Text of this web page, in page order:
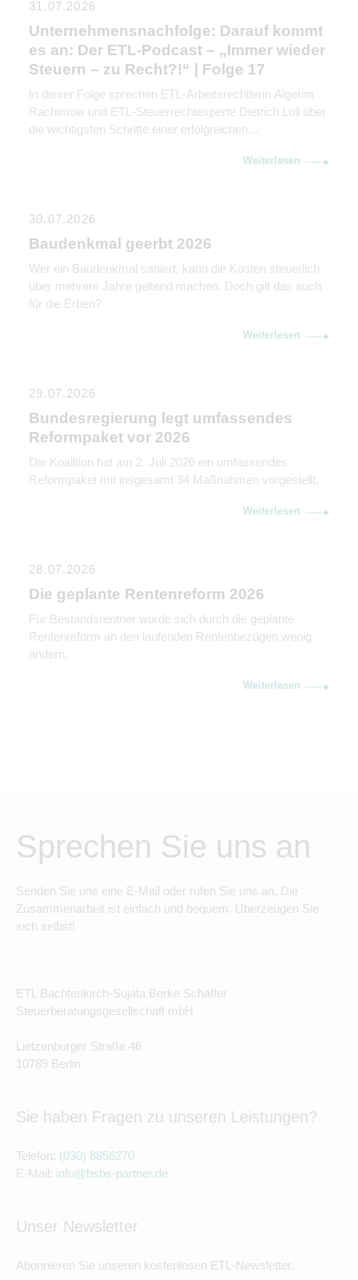
31.07.2026
Unternehmensnachfolge: Darauf kommt
es an: Der ETL-Podcast – „Immer wieder
Steuern – zu Recht?!“ | Folge 17
In dieser Folge sprechen ETL-Arbeitsrechtlerin Aigerim
Rachimow und ETL-Steuerrechtexperte Dietrich Loll über
die wichtigsten Schritte einer erfolgreichen
Kommunikation genauso wichtig ist wie rechtliche und
Weiterlesen
30.07.2026
Baudenkmal geerbt 2026
Wer ein Baudenkmal saniert, kann die Kosten steuerlich
über mehrere Jahre geltend machen. Doch gilt das auch
für die Erben?
Weiterlesen
29.07.2026
Bundesregierung legt umfassendes
Reformpaket vor 2026
Die Koalition hat am 2. Juli 2026 ein umfassendes
Reformpaket mit insgesamt 34 Maßnahmen vorgestellt.
Weiterlesen
28.07.2026
Die geplante Rentenreform 2026
Für Bestandsrentner würde sich durch die geplante
Rentenreform an den laufenden Rentenbezügen wenig
ändern.
Weiterlesen
Sprechen Sie uns an
Senden Sie uns eine E-Mail oder rufen Sie uns an. Die
Zusammenarbeit ist einfach und bequem. Überzeugen Sie
sich selbst!
ETL Bachtenkirch-Sujata Berke Schäffer
Steuerberatungsgesellschaft mbH
Lietzenburger Straße 46
10789 Berlin
Sie haben Fragen zu unseren Leistungen?
Telefon: (030) 8856270
E-Mail: info@bsbs-partner.de
Unser Newsletter
Abonnieren Sie unseren kostenlosen ETL-Newsletter.